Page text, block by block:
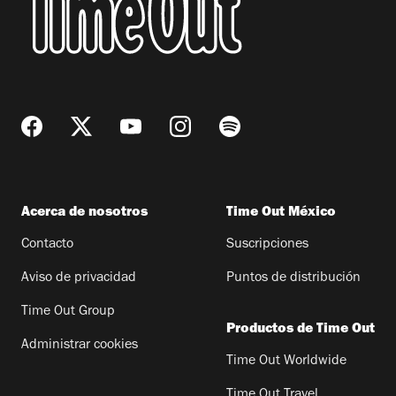
Acerca de nosotros
Contacto
Aviso de privacidad
Time Out Group
Administrar cookies
Time Out México
Suscripciones
Puntos de distribución
Productos de Time Out
Time Out Worldwide